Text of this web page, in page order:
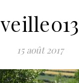
veille013
15 août 2017